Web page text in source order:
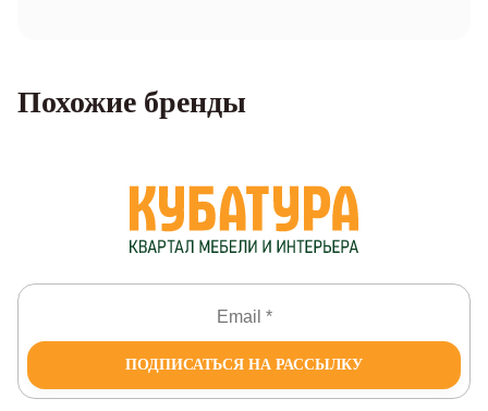
Похожие бренды
ПОДПИСАТЬСЯ НА РАССЫЛКУ